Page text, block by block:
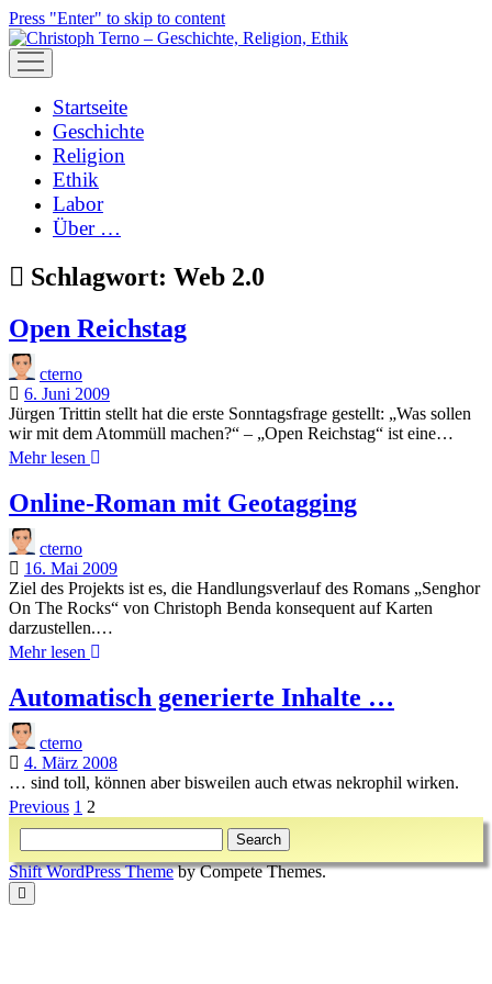
Press "Enter" to skip to content
open
menu
Startseite
Geschichte
Religion
Ethik
Labor
Über …
Schlagwort: Web 2.0
Open Reichstag
cterno
6. Juni 2009
Jürgen Trittin stellt hat die erste Sonntagsfrage gestellt: „Was sollen
wir mit dem Atommüll machen?“ – „Open Reichstag“ ist eine…
Mehr lesen Open
Online-Roman mit Geotagging
cterno
16. Mai 2009
Ziel des Projekts ist es, die Handlungsverlauf des Romans „Senghor
On The Rocks“ von Christoph Benda konsequent auf Karten
darzustellen.…
Mehr lesen Online-
mit
Geotagging
Automatisch generierte Inhalte …
cterno
4. März 2008
… sind toll, können aber bisweilen auch etwas nekrophil wirken.
Beitragsnavigation
Previous 1 2
Sidebar
Shift WordPress Themeby Compete Themes.
Scroll
to